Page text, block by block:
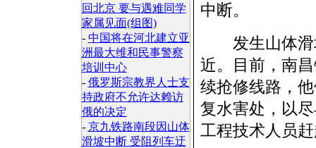
回北京 要与遇难同学
家属见面(组图)
- 中国将在河北建立亚
洲最大维和民事警察
培训中心
- 俄罗斯宗教界人士支
持政府不允许达赖访
俄的决定
- 京九铁路南段因山体
滑坡中断 受阻列车迂
中断。
发生山体滑
近。目前，南
续抢修线路，
复水害处，以
工程技术人员